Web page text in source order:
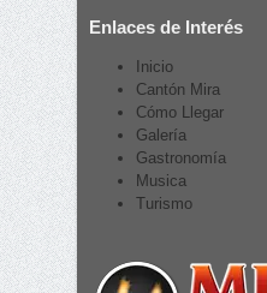
Enlaces de Interés
Inicio
Cantón Mira
Cómo Llegar
Galería
Gastronomía
Musica
Turismo